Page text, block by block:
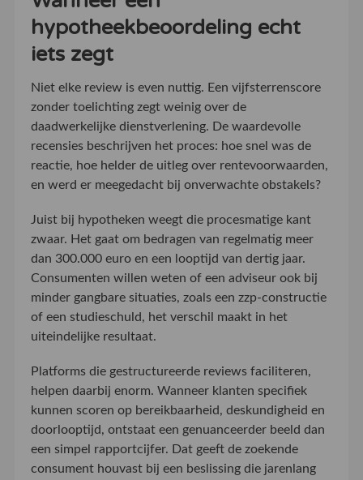
hypotheekbeoordeling echt
iets zegt
Niet elke review is even nuttig. Een vijfsterrenscore
zonder toelichting zegt weinig over de
daadwerkelijke dienstverlening. De waardevolle
recensies beschrijven het proces: hoe snel was de
reactie, hoe helder de uitleg over rentevoorwaarden,
en werd er meegedacht bij onverwachte obstakels?
Juist bij hypotheken weegt die procesmatige kant
zwaar. Het gaat om bedragen van regelmatig meer
dan 300.000 euro en een looptijd van dertig jaar.
Consumenten willen weten of een adviseur ook bij
minder gangbare situaties, zoals een zzp-constructie
of een studieschuld, het verschil maakt in het
uiteindelijke resultaat.
Platforms die gestructureerde reviews faciliteren,
helpen daarbij enorm. Wanneer klanten specifiek
kunnen scoren op bereikbaarheid, deskundigheid en
doorlooptijd, ontstaat een genuanceerder beeld dan
een simpel rapportcijfer. Dat geeft de zoekende
consument houvast bij een beslissing die jarenlang